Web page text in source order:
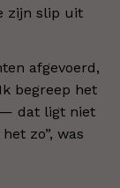
zijn slip uit
afgevoerd,
begreep het
­— dat ligt niet
zo”, was